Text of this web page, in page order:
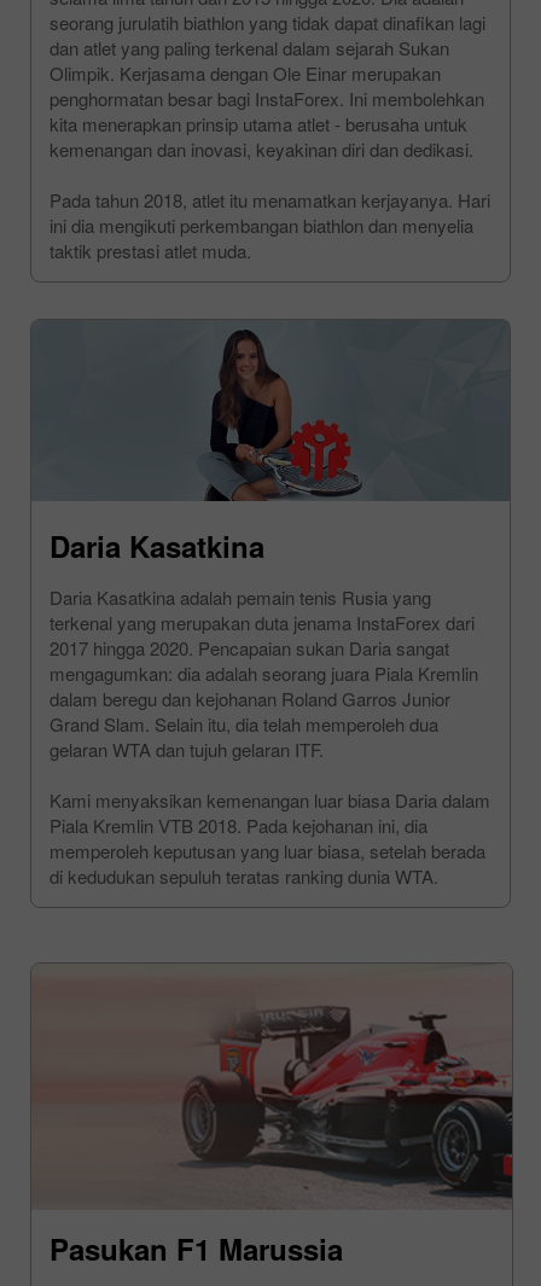
seorang jurulatih biathlon yang tidak dapat dinafikan lagi
dan atlet yang paling terkenal dalam sejarah Sukan
Olimpik. Kerjasama dengan Ole Einar merupakan
penghormatan besar bagi InstaForex. Ini membolehkan
kita menerapkan prinsip utama atlet - berusaha untuk
kemenangan dan inovasi, keyakinan diri dan dedikasi.
Pada tahun 2018, atlet itu menamatkan kerjayanya. Hari
ini dia mengikuti perkembangan biathlon dan menyelia
taktik prestasi atlet muda.
Daria Kasatkina
Daria Kasatkina adalah pemain tenis Rusia yang
terkenal yang merupakan duta jenama InstaForex dari
2017 hingga 2020. Pencapaian sukan Daria sangat
mengagumkan: dia adalah seorang juara Piala Kremlin
dalam beregu dan kejohanan Roland Garros Junior
Grand Slam. Selain itu, dia telah memperoleh dua
gelaran WTA dan tujuh gelaran ITF.
Kami menyaksikan kemenangan luar biasa Daria dalam
Piala Kremlin VTB 2018. Pada kejohanan ini, dia
memperoleh keputusan yang luar biasa, setelah berada
di kedudukan sepuluh teratas ranking dunia WTA.
Pasukan F1 Marussia